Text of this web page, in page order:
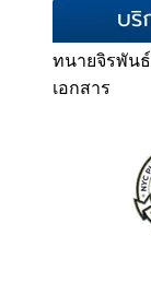
ทนายจิรพันธ์
เอกสาร